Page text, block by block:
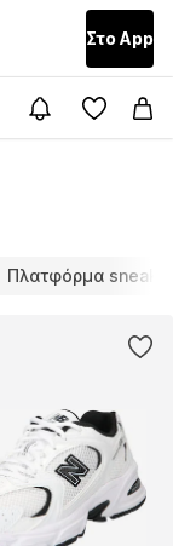
Στο Αpp
Πλατφόρμα